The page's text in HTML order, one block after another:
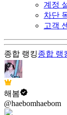
계정
차단
고객
종합 랭킹종합 랭
해봄
@haebomhaebom